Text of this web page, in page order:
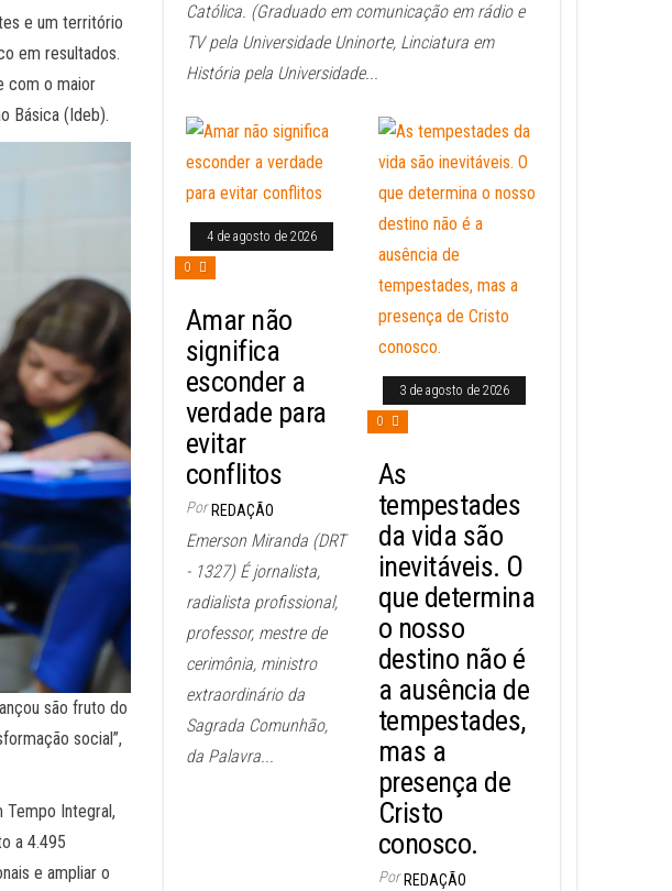
e um território
em resultados.
com o maior
Básica (Ideb).
são fruto do
social”,
Tempo Integral,
a 4.495
e ampliar o
Católica. (Graduado em comunicação em rádio e
TV pela Universidade Uninorte, Linciatura em
História pela Universidade...
4 de agosto de 2026
0
Amar não
significa
esconder a
verdade para
evitar
conflitos
Por REDAÇÃO
Emerson Miranda (DRT
- 1327) É jornalista,
radialista profissional,
professor, mestre de
cerimônia, ministro
extraordinário da
Sagrada Comunhão,
da Palavra...
3 de agosto de 2026
0
As
tempestades
da vida são
inevitáveis. O
que determina
o nosso
destino não é
a ausência de
tempestades,
mas a
presença de
Cristo
conosco.
Por REDAÇÃO